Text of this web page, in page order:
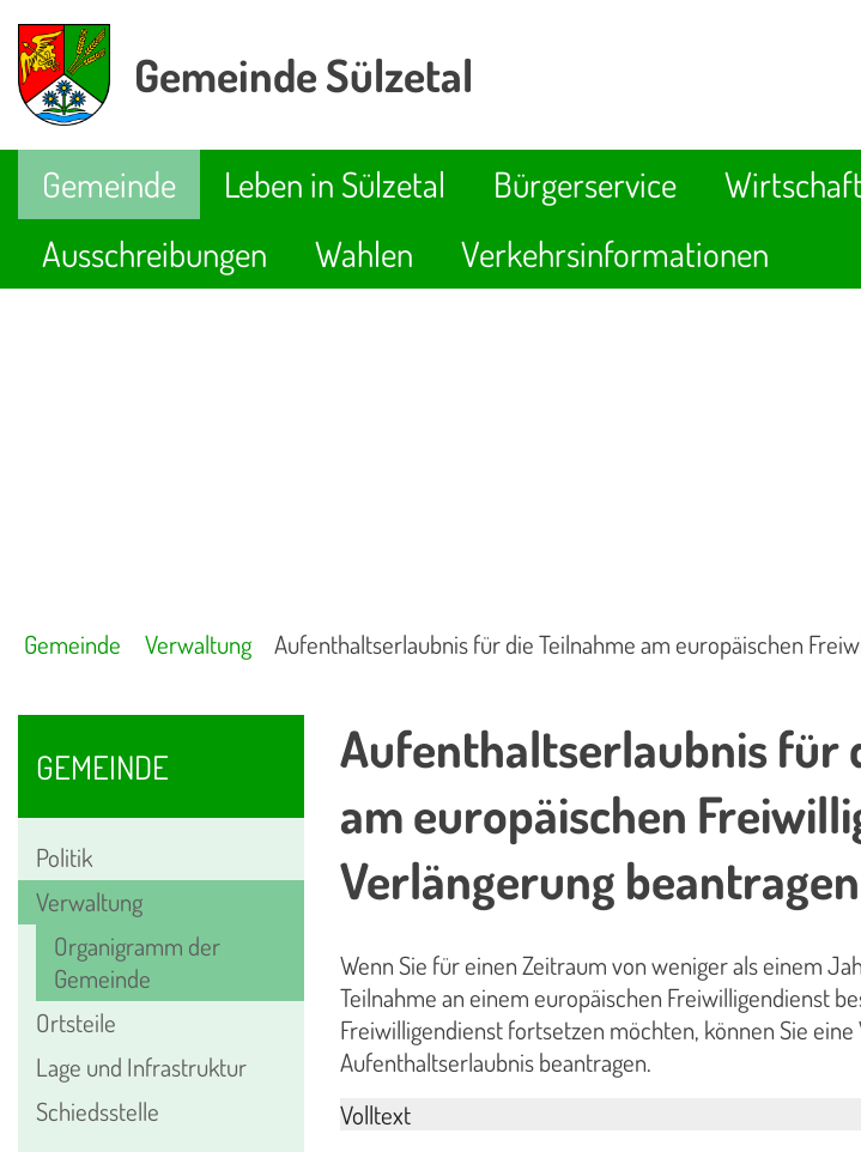
Gemeinde Sülzetal
Gemeinde Leben in Sülzetal Bürgerservice
Ausschreibungen
Wahlen Verkehrsinformationen
Gemeinde Verwaltung Aufenthaltserlaubnis für die Teilnahme am europäischen
GEMEINDE
Politik
Verwaltung
Organigramm der
Gemeinde
Ortsteile
Lage und Infrastruktur
Schiedsstelle
Aufenthaltserlaubnis für
am europäischen
Verlängerung beantragen
Wenn Sie für einen Zeitraum von weniger als einem
Teilnahme an einem europäischen Freiwilligendienst
Freiwilligendienst fortsetzen möchten, können Sie
Aufenthaltserlaubnis beantragen.
Volltext